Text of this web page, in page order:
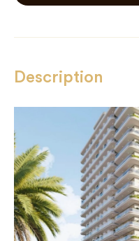
Description